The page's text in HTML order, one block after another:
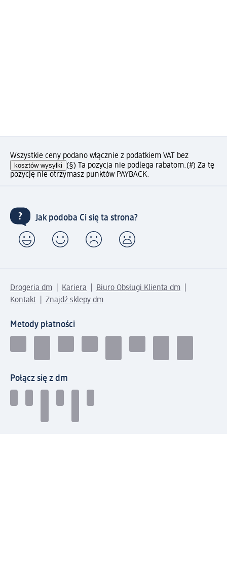
Wszystkie ceny podano włącznie z podatkiem VAT bez
kosztów wysyłki (§) Ta pozycja nie podlega rabatom.(#) Za tę
pozycję nie otrzymasz punktów PAYBACK.
Jak podoba Ci się ta strona?
Drogeria dm Kariera
Biuro Obsługi Klienta dm
Kontakt
Znajdź sklepy dm
Metody płatności
Połącz się z dm